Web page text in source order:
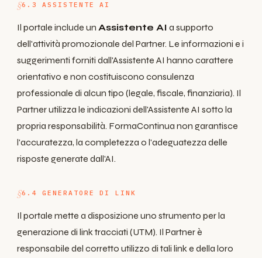
6.3 ASSISTENTE AI
Il portale include un Assistente AI a supporto
dell'attività promozionale del Partner. Le informazioni e i
suggerimenti forniti dall'Assistente AI hanno carattere
orientativo e non costituiscono consulenza
professionale di alcun tipo (legale, fiscale, finanziaria). Il
Partner utilizza le indicazioni dell'Assistente AI sotto la
propria responsabilità. FormaContinua non garantisce
l'accuratezza, la completezza o l'adeguatezza delle
risposte generate dall'AI.
6.4 GENERATORE DI LINK
Il portale mette a disposizione uno strumento per la
generazione di link tracciati (UTM). Il Partner è
responsabile del corretto utilizzo di tali link e della loro